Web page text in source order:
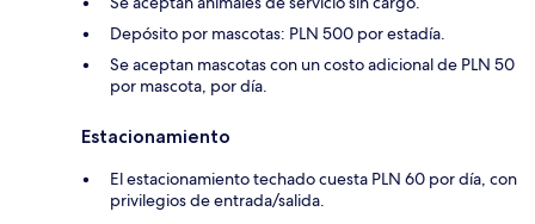
Depósito por mascotas: PLN 500 por estadía.
Se aceptan mascotas con un costo adicional de PLN 50
por mascota, por día.
Estacionamiento
El estacionamiento techado cuesta PLN 60 por día, con
privilegios de entrada/salida.